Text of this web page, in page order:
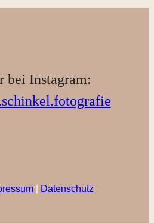
bei Instagram:
| Datenschutz